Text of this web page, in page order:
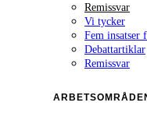
Remissvar
Vi tycker
Fem insatser
Debattartiklar
Remissvar